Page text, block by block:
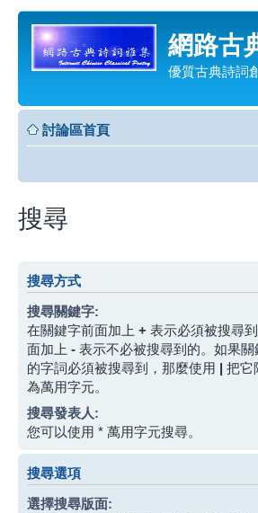
網路古
優質古典詩詞
討論區首頁
搜尋
搜尋方式
搜尋關鍵字:
在關鍵字前面加上 + 表示必須被搜尋
面加上 - 表示不必被搜尋到的。如果
的字詞必須被搜尋到，那麼使用 | 把它
為萬用字元。
搜尋發表人:
您可以使用 * 萬用字元搜尋。
搜尋選項
選擇搜尋版面: